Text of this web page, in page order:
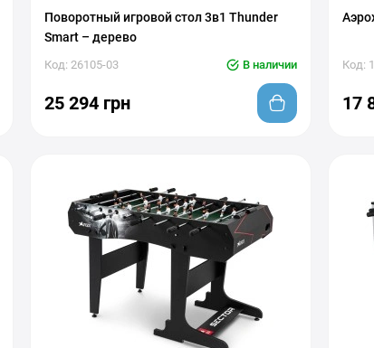
Поворотный игровой стол 3в1 Thunder
Smart – дерево
Код: 26105-03 В наличии
25 294 грн
Код:
17